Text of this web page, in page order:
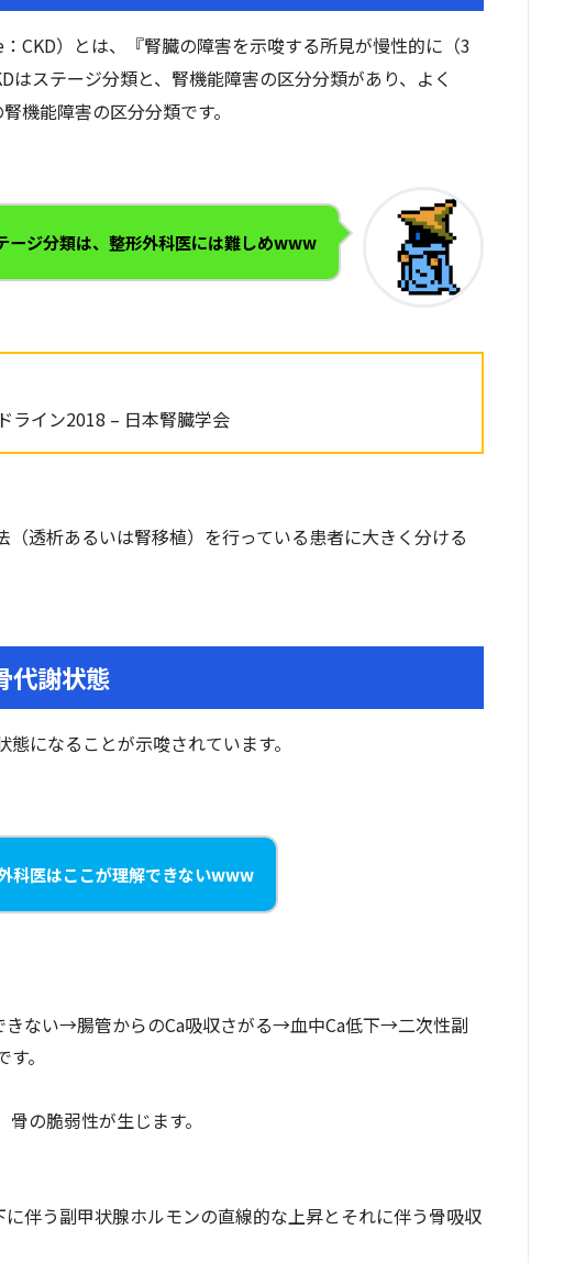
CKD）とは、『腎臓の障害を示唆する所見が慢性的に（3
はステージ分類と、腎機能障害の区分分類があり、よく
機能障害の区分分類です。
ージ分類は、整形外科医には難しめwww
ライン2018 – 日本腎臓学会
（透析あるいは腎移植）を行っている患者に大きく分ける
代謝状態
になることが示唆されています。
科医はここが理解できないwww
ない→腸管からのCa吸収さがる→血中Ca低下→二次性副
す。
の脆弱性が生じます。
伴う副甲状腺ホルモンの直線的な上昇とそれに伴う骨吸収